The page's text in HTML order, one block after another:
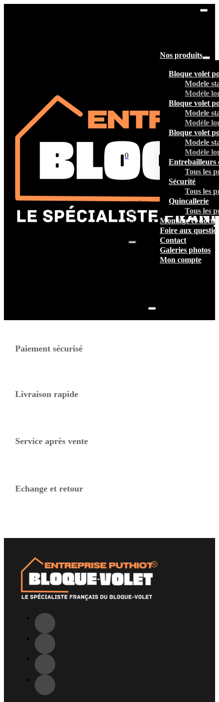
Nos produits
Bloque volet
Modele
Modèle
Bloque volet
Modele
Modèle
Bloque volet
Modele
Modèle
Entrebailleurs
Tous les
Sécurité
Tous les
Quincallerie
Tous les
Montage et
Foire aux
Contact
Galeries photos
Mon compte
0
panier
est
vide.
Paiement sécurisé
Livraison rapide
Service après vente
Echange et retour